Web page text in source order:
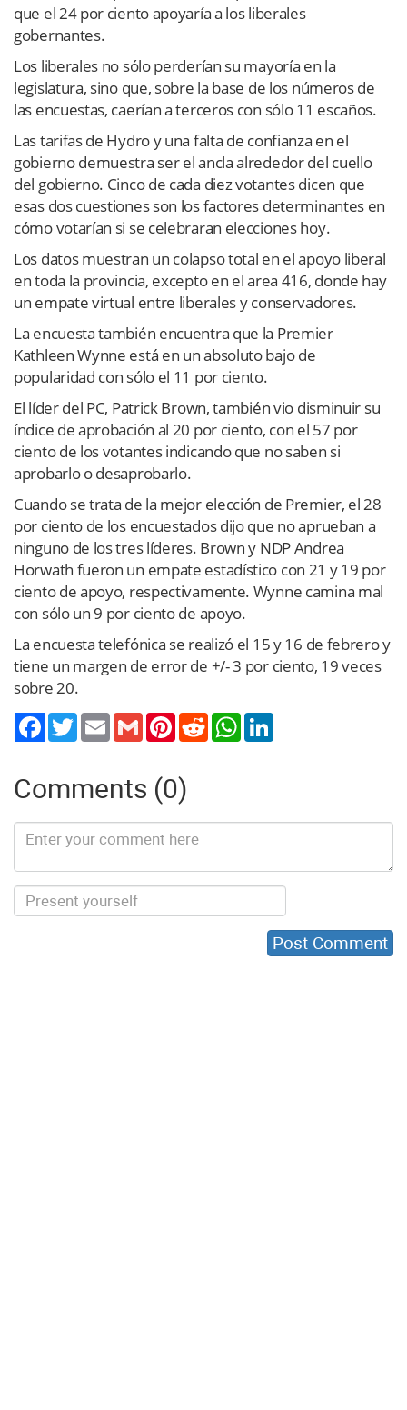
que el 24 por ciento apoyaría a los liberales
gobernantes.
Los liberales no sólo perderían su mayoría en la
legislatura, sino que, sobre la base de los números de
las encuestas, caerían a terceros con sólo 11 escaños.
Las tarifas de Hydro y una falta de confianza en el
gobierno demuestra ser el ancla alrededor del cuello
del gobierno. Cinco de cada diez votantes dicen que
esas dos cuestiones son los factores determinantes en
cómo votarían si se celebraran elecciones hoy.
Los datos muestran un colapso total en el apoyo liberal
en toda la provincia, excepto en el area 416, donde hay
un empate virtual entre liberales y conservadores.
La encuesta también encuentra que la Premier
Kathleen Wynne está en un absoluto bajo de
popularidad con sólo el 11 por ciento.
El líder del PC, Patrick Brown, también vio disminuir su
índice de aprobación al 20 por ciento, con el 57 por
ciento de los votantes indicando que no saben si
aprobarlo o desaprobarlo.
Cuando se trata de la mejor elección de Premier, el 28
por ciento de los encuestados dijo que no aprueban a
ninguno de los tres líderes. Brown y NDP Andrea
Horwath fueron un empate estadístico con 21 y 19 por
ciento de apoyo, respectivamente. Wynne camina mal
con sólo un 9 por ciento de apoyo.
La encuesta telefónica se realizó el 15 y 16 de febrero y
tiene un margen de error de +/- 3 por ciento, 19 veces
sobre 20.
TwitterEmail Gmail PinterestReddit WhatsApp
Comments (0)